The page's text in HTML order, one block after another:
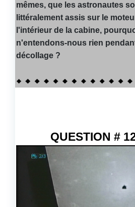
mêmes, que les astronautes
littéralement assis sur le
l'intérieur de la cabine,
n'entendons-nous rien
décollage ?
QUESTION #